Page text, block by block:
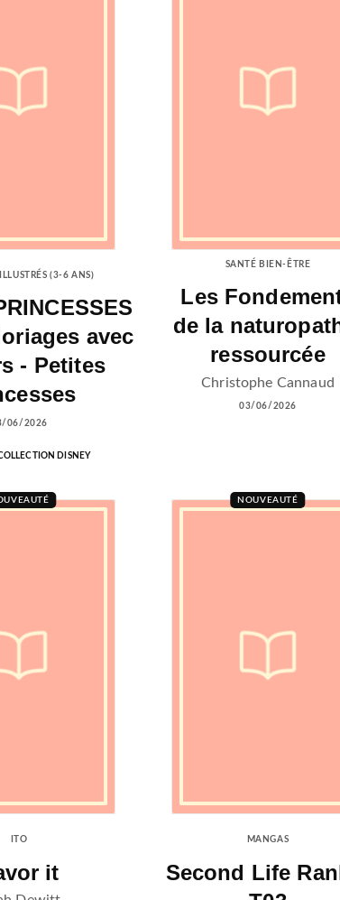
(3-6 ANS)
avec
- Petites
06/2026
DISNEY
SANTÉ BIEN-ÊTRE
Les
de la
ressourcée
Christophe Cannaud
03/06/2026
ITO
it
NOUVEAUTÉ
MANGAS
Second Life